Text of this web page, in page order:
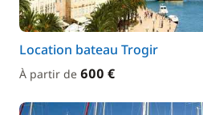
Location bateau Trogir
À partir de 600 €